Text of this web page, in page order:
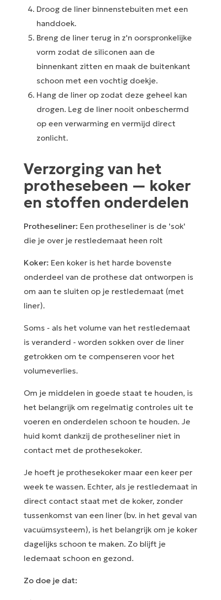
Droog de liner binnenstebuiten met een
handdoek.
Breng de liner terug in z'n oorspronkelijke
vorm zodat de siliconen aan de
binnenkant zitten en maak de buitenkant
schoon met een vochtig doekje.
Hang de liner op zodat deze geheel kan
drogen. Leg de liner nooit onbeschermd
op een verwarming en vermijd direct
zonlicht.
Verzorging van het
prothesebeen⁠ — koker
en stoffen onderdelen
Protheseliner: Een protheseliner is de 'sok'
die je over je restledemaat heen rolt
Koker: Een koker is het harde bovenste
onderdeel van de prothese dat ontworpen is
om aan te sluiten op je restledemaat (met
liner).
Soms - als het volume van het restledemaat
is veranderd - worden sokken over de liner
getrokken om te compenseren voor het
volumeverlies.
Om je middelen in goede staat te houden, is
het belangrijk om regelmatig controles uit te
voeren en onderdelen schoon te houden. Je
huid komt dankzij de protheseliner niet in
contact met de prothesekoker.
Je hoeft je prothesekoker maar een keer per
week te wassen. Echter, als je restledemaat in
direct contact staat met de koker, zonder
tussenkomst van een liner (bv. in het geval van
vacuümsysteem), is het belangrijk om je koker
dagelijks schoon te maken. Zo blijft je
ledemaat schoon en gezond.
Zo doe je dat: